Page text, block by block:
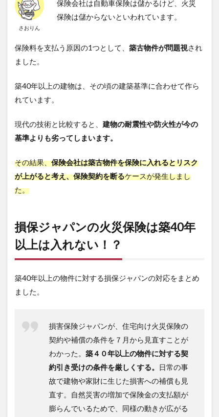
い！
さおりん
保険会社は自動車保険は儲かるけど、火災
保険は儲からないといわれています。
保険料を支払う原因の1つとして、 築古物件が問題視され
ました。
築40年以上の建物は、その頃の建築基準に合わせて作ら
れています。
現代の技術と比較すると、 建物の耐震性や防火性が今の
基準よりも劣ってしまいます。
その結果、保険会社は築古物件を保険に入れるとリスク
が上がると考え、保険契約を断るケースが発生しまし
た。
損保ジャパンの火災保険は築40年
以上は入れない！？
築40年以上の物件に対する損保ジャパンの対応をまとめ
ました。
損害保険ジャパンが、住宅向け火災保険の
契約や補償の条件を７月から見直すことが
わかった。 築４０年以上の物件に対する契
約引き受けの条件を厳しくする。
日常の事
故で建物や家財に生じた損害への補償も見
直す。自然災害の増加で保険金の支払額が
膨らんでいるためで、同様の動きが広がる